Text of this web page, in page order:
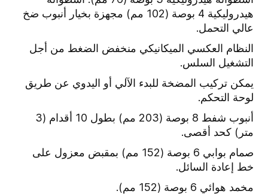
هيدروليكية 4 بوصة (102 مم) مجهزة بخيار أنبوب ضخ
عالي التحمل.
النظام العكسي الميكانيكي منخفض الضغط من أجل
التشغيل السلس.
يمكن تركيب المضخة للبدء الآلي أو اليدوي عن طريق
لوحة التحكم.
أنبوب شفط 8 بوصة (203 مم) بطول 10 أقدام (3
متر) كحد أقصى.
صمام بوابي 6 بوصة (152 مم) بمقبض معزول على
خط إعادة السائل.
مخمد هوائي 6 بوصة (152 مم).